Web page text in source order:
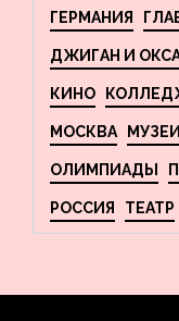
ГЕРМАНИЯ
ДЖИГАН И
КИНО
МОСКВА МУЗЕИ
ОЛИМПИАДЫ
РОССИЯ ТЕАТР